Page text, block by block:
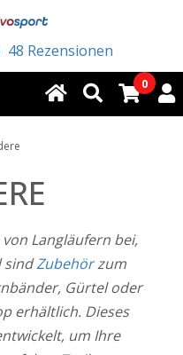
48 Rezensionen
0
Langläufern bei,
sindZubehörzum
Gürtel oder
erhältlich. Dieses
um Ihre